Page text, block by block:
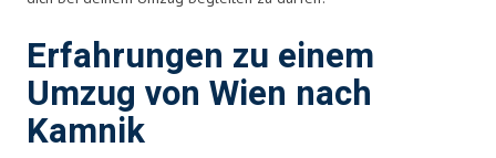
Erfahrungen zu einem
Umzug von Wien nach
Kamnik